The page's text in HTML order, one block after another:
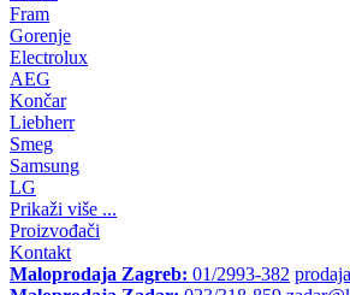
Fram
Gorenje
Electrolux
AEG
Končar
Liebherr
Smeg
Samsung
LG
Prikaži više ...
Proizvođači
Kontakt
Maloprodaja Zagreb: 01/2993-382